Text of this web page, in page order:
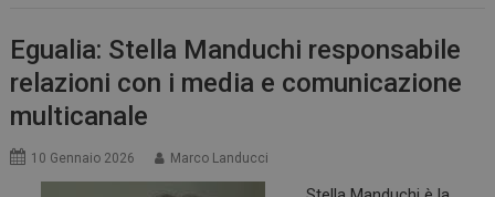
Egualia: Stella Manduchi responsabile
relazioni con i media e comunicazione
multicanale
10 Gennaio 2026 Marco Landucci